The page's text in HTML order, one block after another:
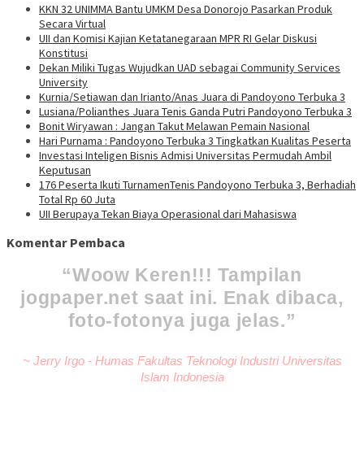
KKN 32 UNIMMA Bantu UMKM Desa Donorojo Pasarkan Produk
Secara Virtual
UII dan Komisi Kajian Ketatanegaraan MPR RI Gelar Diskusi
Konstitusi
Dekan Miliki Tugas Wujudkan UAD sebagai Community Services
University
Kurnia/Setiawan dan Irianto/Anas Juara di Pandoyono Terbuka 3
Lusiana/Polianthes Juara Tenis Ganda Putri Pandoyono Terbuka 3
Bonit Wiryawan : Jangan Takut Melawan Pemain Nasional
Hari Purnama : Pandoyono Terbuka 3 Tingkatkan Kualitas Peserta
Investasi Inteligen Bisnis Admisi Universitas Permudah Ambil
Keputusan
176 Peserta Ikuti TurnamenTenis Pandoyono Terbuka 3, Berhadiah
Total Rp 60 Juta
UII Berupaya Tekan Biaya Operasional dari Mahasiswa
Komentar Pembaca
Woow Keren!!! Tampilan
jogpaper.net saat ini. Enak dibaca,
foto-fotonya juga jelas.
~ Jerry Irgo - Humas Fakultas Teknologi Industri Universitas
Islam Indonesia